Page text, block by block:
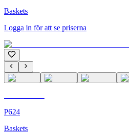
Baskets
Logga in för att se priserna
P624
Baskets